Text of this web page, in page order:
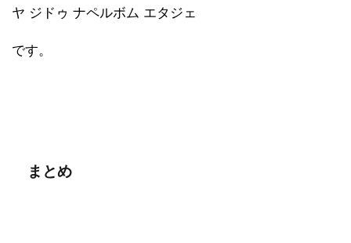
ヤ ジドゥ ナペルボム エタジェ
です。
まとめ